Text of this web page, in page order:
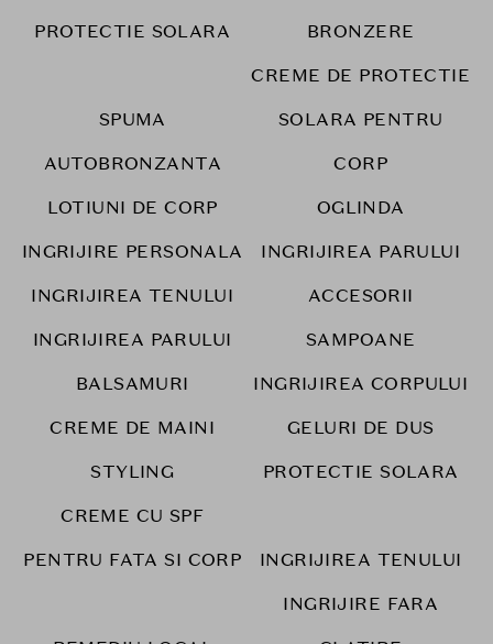
PROTECTIE SOLARA
BRONZERE
SPUMA
AUTOBRONZANTA
CREME DE PROTECTIE
SOLARA PENTRU
CORP
LOTIUNI DE CORP
OGLINDA
INGRIJIRE PERSONALA
INGRIJIREA PARULUI
INGRIJIREA TENULUI
ACCESORII
INGRIJIREA PARULUI
SAMPOANE
BALSAMURI
INGRIJIREA CORPULUI
CREME DE MAINI
GELURI DE DUS
STYLING
PROTECTIE SOLARA
CREME CU SPF
PENTRU FATA SI CORP
INGRIJIREA TENULUI
INGRIJIRE FARA